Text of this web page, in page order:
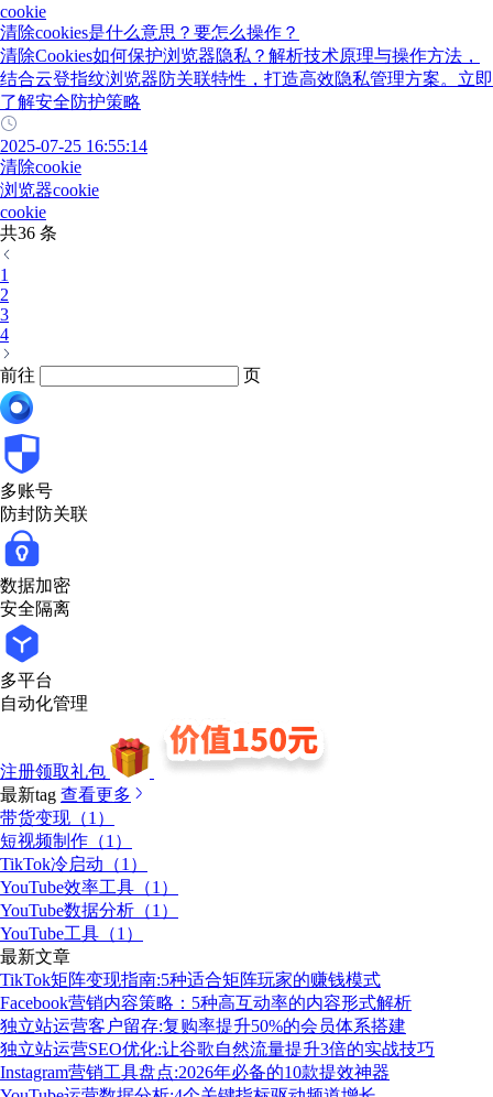
cookie
清除cookies是什么意思？要怎么操作？
清除Cookies如何保护浏览器隐私？解析技术原理与操作方法，
结合云登指纹浏览器防关联特性，打造高效隐私管理方案。立即
了解安全防护策略
2025-07-25 16:55:14
清除cookie
浏览器cookie
cookie
共36 条
1
2
3
4
前往 页
多账号
防封防关联
数据加密
安全隔离
多平台
自动化管理
注册领取礼包
最新tag 查看更多
带货变现（1）
短视频制作（1）
TikTok冷启动（1）
YouTube效率工具（1）
YouTube数据分析（1）
YouTube工具（1）
最新文章
TikTok矩阵变现指南:5种适合矩阵玩家的赚钱模式
Facebook营销内容策略：5种高互动率的内容形式解析
独立站运营客户留存:复购率提升50%的会员体系搭建
独立站运营SEO优化:让谷歌自然流量提升3倍的实战技巧
Instagram营销工具盘点:2026年必备的10款提效神器